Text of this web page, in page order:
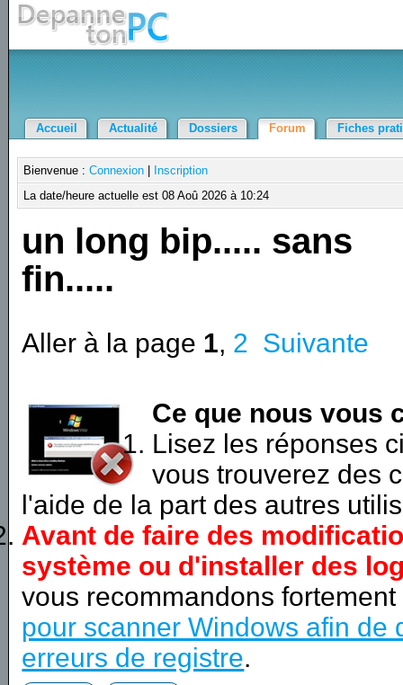
Accueil Actualité Dossiers Forum Fiches
Bienvenue :Connexion
Inscription
La date/heure actuelle est 08 Aoû 2026 à 10:24
un long bip..... sans
fin.....
Aller à la page 1, 2 Suivante
Ce que nous vous
Lisez les réponses
vous trouverez des
l'aide de la part des autres
Avant de faire des
système ou d'installer des
vous recommandons
pour scanner Windows afin de
erreurs de registre.